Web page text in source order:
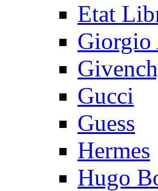
Etat
Giorgio
Gucci
Guess
Hermes
Hugo